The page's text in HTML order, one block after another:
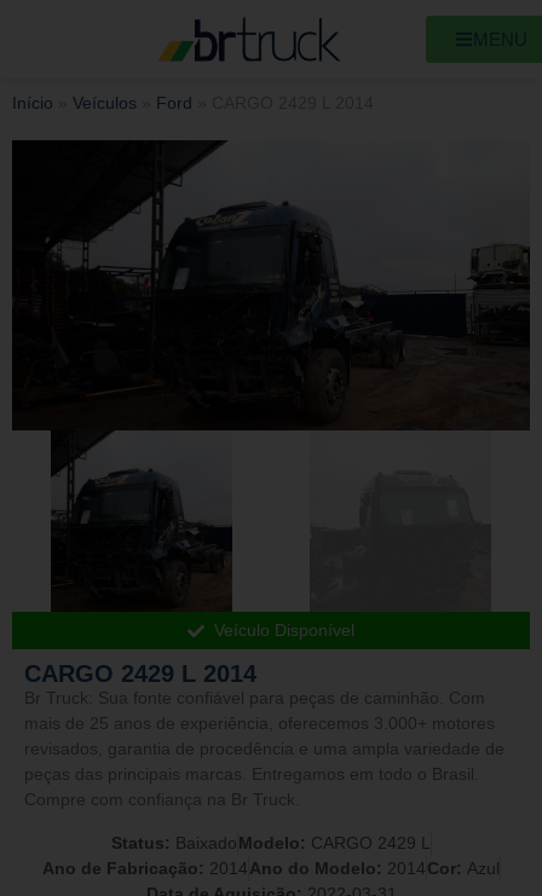
MENU
Início Veículos Ford
Veículo Disponível
CARGO 2429 L 2014
Br Truck: Sua fonte confiável para peças de caminhão. Com
mais de 25 anos de experiência, oferecemos 3.000+ motores
revisados, garantia de procedência e uma ampla variedade de
peças das principais marcas. Entregamos em todo o Brasil.
Compre com confiança na Br Truck.
Status: BaixadoModelo: CARGO 2429 L
Ano de Fabricação: 2014Ano do Modelo: 2014Cor: Azul